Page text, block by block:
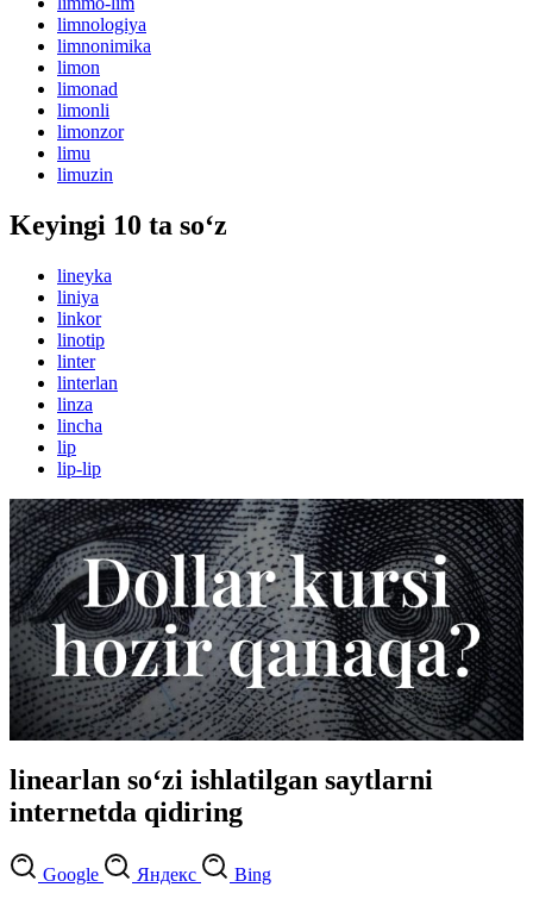
limnologiya
limnonimika
limon
limonad
limonli
limonzor
limu
limuzin
Keyingi 10 ta so‘z
lineyka
liniya
linkor
linotip
linter
linterlan
linza
lincha
lip
lip-lip
linearlan so‘zi ishlatilgan saytlarni
internetda qidiring
Google Яндекс Bing